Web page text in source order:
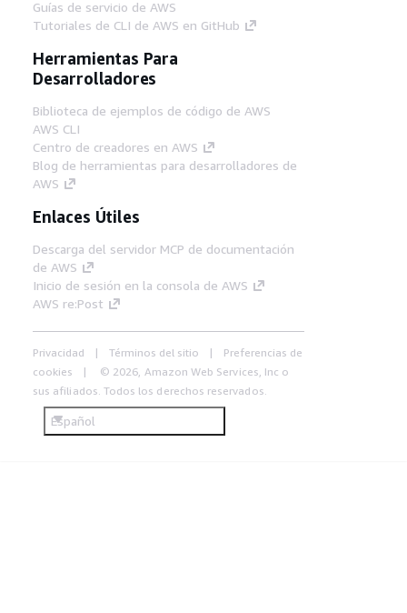
Guías de servicio de AWS
Tutoriales de CLI de AWS en GitHub
Herramientas Para
Desarrolladores
Biblioteca de ejemplos de código de AWS
AWS CLI
Centro de creadores en AWS
Blog de herramientas para desarrolladores de
AWS
Enlaces Útiles
Descarga del servidor MCP de documentación
de AWS
Inicio de sesión en la consola de AWS
AWS re:Post
Privacidad Términos del sitio
Preferencias de
cookies
© 2026, Amazon Web Services, Inc o
sus afiliados. Todos los derechos reservados.
Español